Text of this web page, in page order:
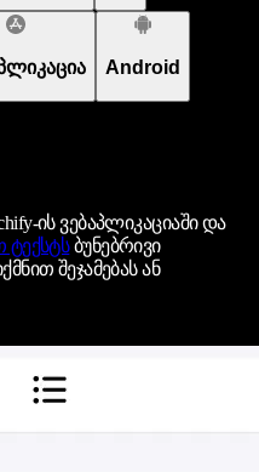
Android
ის ვებაპლიკაციაში და
ტექსტსბუნებრივი
შეჯამებას ან